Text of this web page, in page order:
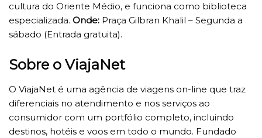
cultura do Oriente Médio, e funciona como biblioteca
especializada. Onde: Praça Gilbran Khalil – Segunda a
sábado (Entrada gratuita).
Sobre o ViajaNet
O ViajaNet é uma agência de viagens on-line que traz
diferenciais no atendimento e nos serviços ao
consumidor com um portfólio completo, incluindo
destinos, hotéis e voos em todo o mundo. Fundado